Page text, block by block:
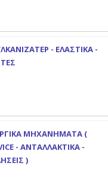
- ΕΛΑΣΤΙΚΑ -
ΜΗΧΑΝΗΜΑΤΑ (
- ΑΝΤΑΛΛΑΚΤΙΚΑ -
)